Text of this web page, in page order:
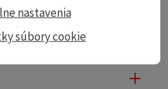
súbory cookie
nastavenia